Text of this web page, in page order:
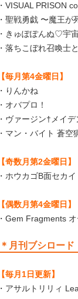
・VISUAL PRISON
・聖戦勇戯 〜魔王が
・きゅぽぽんぬ♡宇
・落ちこぼれ召喚士
【毎月第4金曜日】
・りんかね
・オバプロ！
・ヴァージン†メイデ
・マン・バイト 蒼空
【奇数月第2金曜日】
・ホウカゴB面セカイ
【偶数月第4金曜日】
・Gem Fragments
＊月刊ブシロード
【毎月1日更新】
・アサルトリリィ